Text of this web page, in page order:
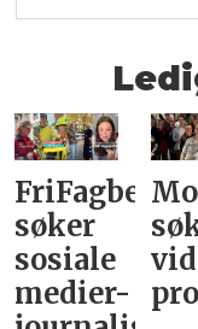
søker
sosiale
medier-